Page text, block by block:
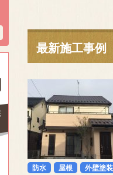
最新施工事例
防水 屋根 外壁塗装